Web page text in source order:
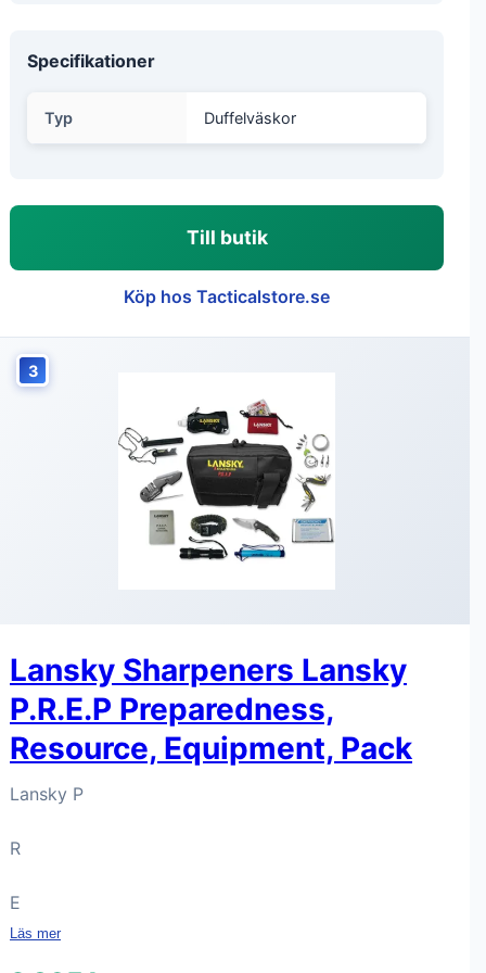
Specifikationer
Typ Duffelväskor
Till butik
Köp hos Tacticalstore.se
3
Lansky Sharpeners Lansky
P.R.E.P Preparedness,
Resource, Equipment, Pack
Lansky P
R
E
Läs mer